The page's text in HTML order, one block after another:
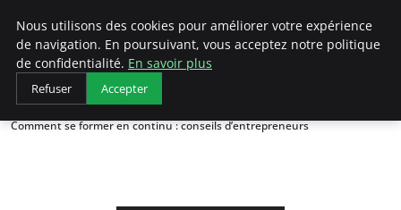
LECFCM
Accueil
Témoignages d'entrepreneurs
Comment se former en continu : conseils d’entrepreneurs
Nous utilisons des cookies pour améliorer votre expérience
de navigation. En poursuivant, vous acceptez notre politique
de confidentialité. En savoir plus
Refuser Accepter